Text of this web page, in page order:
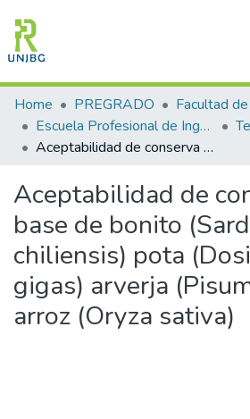
Communities & Collections
All of DSpace
Enviar tesis
Home PREGRADO
Escuela Profesional de Ingeniería Pesquera
Aceptabilidad de conserva a base de bonito (Sarda chiliensis chiliensis) pota (Dosidicus gigas) arverja (Pisum sativum) y arroz (Oryza sativa)
Aceptabilidad de
base de bonito
chiliensis) pota
gigas) arverja
arroz (Oryza sativa)